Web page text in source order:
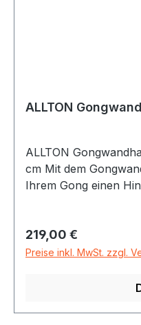
ALLTON
ALLTON
cm Mit dem
Ihrem Gong einen
geölt, jedes ein
besteht aus 2 Teilen:
befestigt, der Gong
eingehängt. Das
Regulärer Preis:
219,00 €
Preise inkl. MwSt. zzgl.